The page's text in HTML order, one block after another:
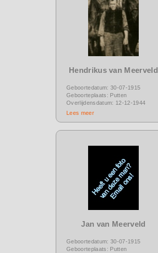
Hendrikus van Meerveld
Geboortedatum: 30-07-1915
Geboorteplaats: Putten
Overlijdensdatum: 12-12-1944
Lees meer
Jan van Meerveld
Geboortedatum: 30-07-1915
Geboorteplaats: Putten